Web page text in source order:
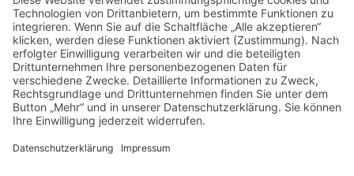
Nachname
E-mail*